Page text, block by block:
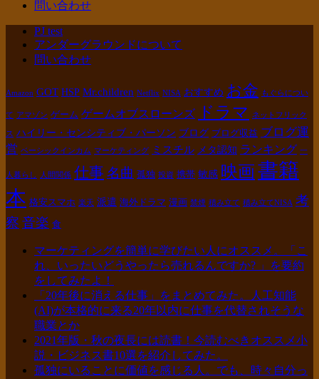
問い合わせ
PJ test
アンダーグラウンドについて
問い合わせ
Amazon GOT HSP Mr.children Netflix NISA おすすめ お金 もぐらについ
て アマゾン ゲーム ゲームオブスローンズ ドラマ ネットフリック
ス ハイリー・センシティブ・パーソン ブログ ブログ収益 ブログ運
営 ベーシックインカム マーケティング ミスチル メタ認知 ランキング 一
人暮らし 人間関係 仕事 名曲 孤独 投資 携帯 敏感 映画書籍
本 格安スマホ 楽天 派遣 海外ドラマ 漫画 禁煙 積み立て 積み立てNISA 考
察 音楽 食
マーケティングを簡単に学びたい人にオススメ。「こ
れ、いったいどうやったら売れるんですか? 」を要約
をしてみたよ！
「20年後に消える仕事」をまとめてみた。人工知能
(AI)が本格的に来る20年以内に仕事を代替されそうな
職業とか
2021年版・秋の夜長には読書！今読むべきオススメ小
説・ビジネス書10選を紹介してみた。
孤独にいることに価値を感じる人。でも、時々自分っ